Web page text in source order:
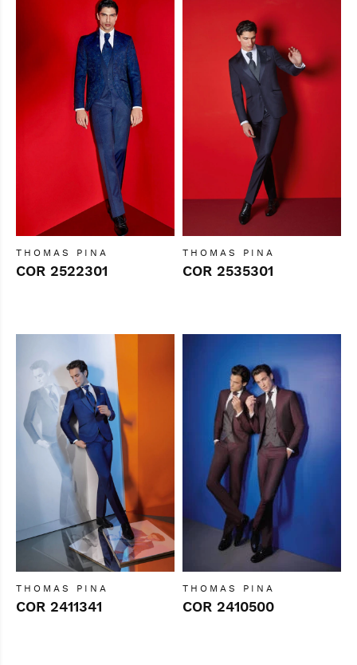
THOMAS PINA
COR 2522301
THOMAS PINA
COR 2535301
THOMAS PINA
COR 2411341
THOMAS PINA
COR 2410500